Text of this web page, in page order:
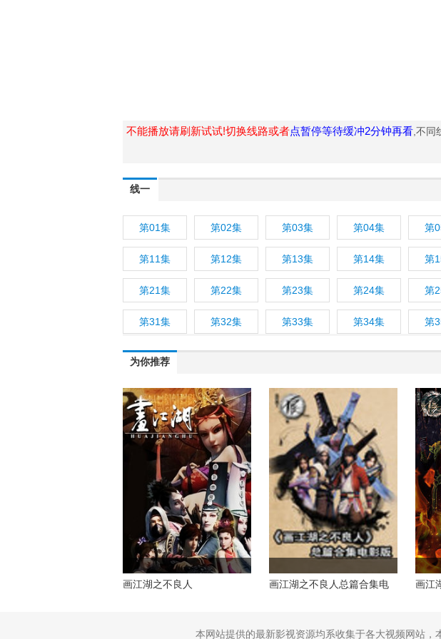
不能播放请刷新试试!切换线路或者点暂停等待缓冲2分钟再看 ,不同
线一
第01集 第02集 第03集 第04集 第
第11集 第12集 第13集 第14集 第
第21集 第22集 第23集 第24集 第
第31集 第32集 第33集 第34集 第
为你推荐
画江湖之不良人
画江湖之不良人总篇合集电
画江
本网站提供的最新影视资源均系收集于各大视频网站